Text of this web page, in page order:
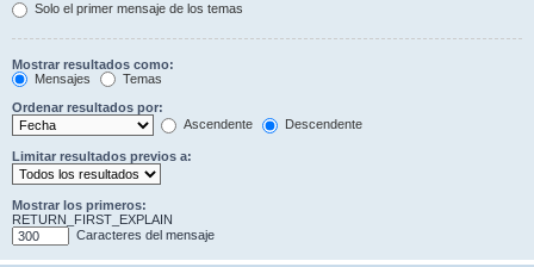
Solo el primer mensaje de los temas
Mostrar resultados como:
Mensajes
Temas
Ordenar resultados por:
Ascendente
Descendente
Limitar resultados previos a:
Mostrar los primeros:
RETURN_FIRST_EXPLAIN
Caracteres del mensaje